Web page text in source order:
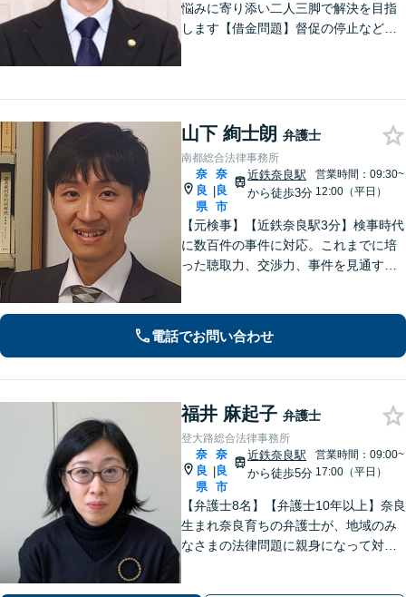
悩みに寄り添い二人三脚で解決を目指
します【借金問題】督促の停止など迅
山下 絢士朗 弁護士
南都総合法律事務所
奈
良
県
|
奈
良
市
近鉄奈良駅
から徒歩3分
営業時間：09:30~
12:00（平日）
【元検事】【近鉄奈良駅3分】検事時代
に数百件の事件に対応。これまでに培
った聴取力、交渉力、事件を見通す分
【法テラス利用可】
電話でお問い合わせ
福井 麻起子 弁護士
登大路総合法律事務所
奈
良
県
|
奈
良
市
近鉄奈良駅
から徒歩5分
営業時間：09:00~
17:00（平日）
【弁護士8名】【弁護士10年以上】奈良
生まれ奈良育ちの弁護士が、地域のみ
なさまの法律問題に親身になって対応